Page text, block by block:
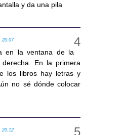
y da una pila
20:07
en la ventana de la
En la primera
los libros hay letras y
no sé dónde colocar
20:12